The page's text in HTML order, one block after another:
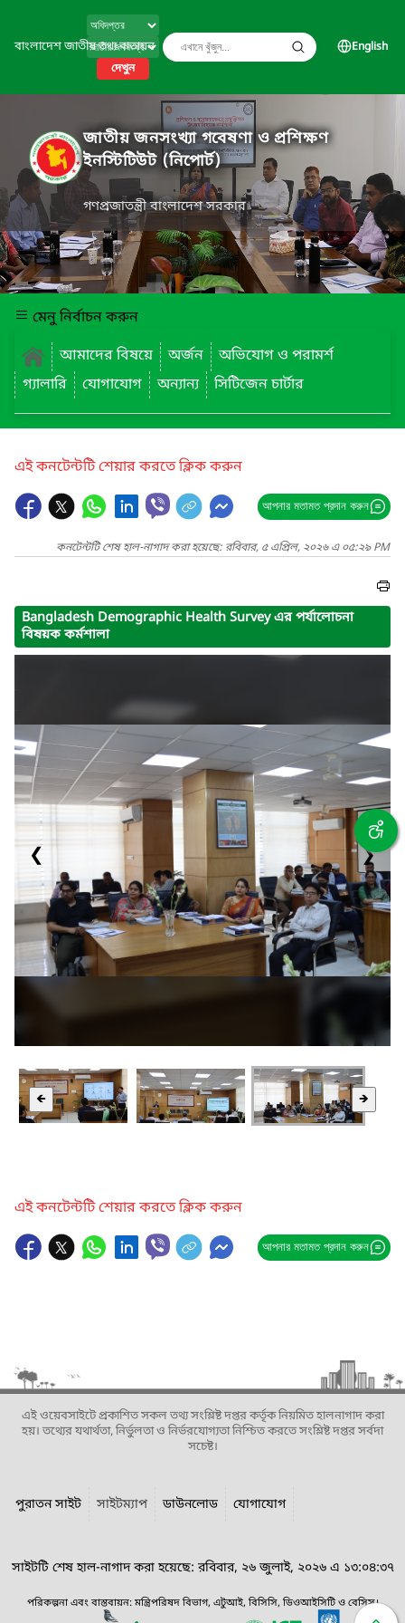
বাংলাদেশ জাতীয় তথ্য বাতায়ন
দেখুন
English
জাতীয় জনসংখ্যা গবেষণা ও প্রশিক্ষণ
ইনস্টিটিউট (নিপোর্ট)
গণপ্রজাতন্ত্রী বাংলাদেশ সরকার
মেনু নির্বাচন করুন
আমাদের বিষয়ে
অর্জন
অভিযোগ ও পরামর্শ
গ্যালারি
যোগাযোগ অন্যান্য সিটিজেন চার্টার
এই কনটেন্টটি শেয়ার করতে ক্লিক করুন
আপনার মতামত প্রদান করুন
কনটেন্টটি শেষ হাল-নাগাদ করা হয়েছে: রবিবার, ৫ এপ্রিল, ২০২৬ এ ০৫:২৯ PM
Bangladesh Demographic Health Survey এর পর্যালোচনা
বিষয়ক কর্মশালা
❮ ❯
🡸 🡺
এই কনটেন্টটি শেয়ার করতে ক্লিক করুন
আপনার মতামত প্রদান করুন
এই ওয়েবসাইটে প্রকাশিত সকল তথ্য সংশ্লিষ্ট দপ্তর কর্তৃক নিয়মিত হালনাগাদ করা
হয়। তথ্যের যথার্থতা, নির্ভুলতা ও নির্ভরযোগ্যতা নিশ্চিত করতে সংশ্লিষ্ট দপ্তর সর্বদা
সচেষ্ট।
পুরাতন সাইট সাইটম্যাপ ডাউনলোড যোগাযোগ
সাইটটি শেষ হাল-নাগাদ করা হয়েছে: রবিবার, ২৬ জুলাই, ২০২৬ এ ১৩:০৪:৩৭
পরিকল্পনা এবং বাস্তবায়ন: মন্ত্রিপরিষদ বিভাগ, এটুআই, বিসিসি, ডিওআইসিটি ও বেসিস।